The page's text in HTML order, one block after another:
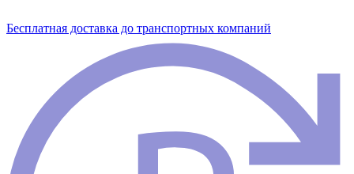
Бесплатная доставка до транспортных компаний